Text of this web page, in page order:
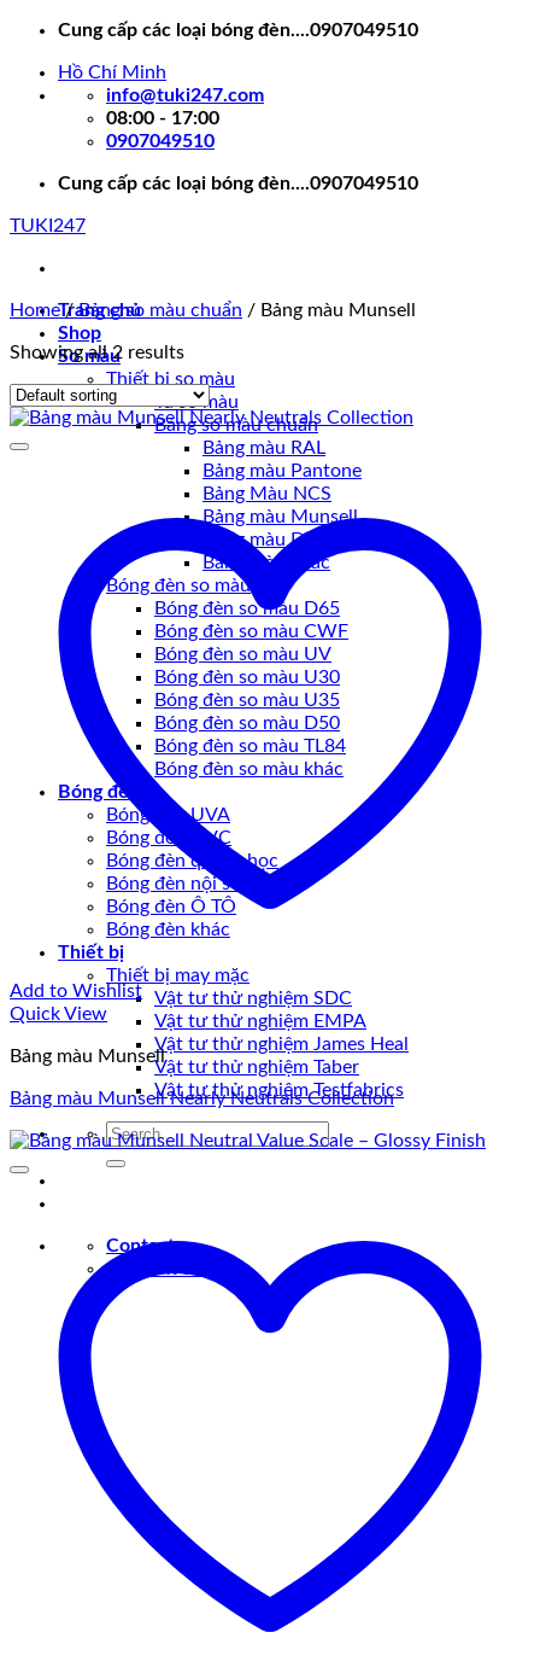
Skip
content
Cung cấp các loại bóng đèn....0907049510
Hồ Chí Minh
info@tuki247.com
08:00 - 17:00
0907049510
Cung cấp các loại bóng đèn....0907049510
TUKI247
Trang chủ
Shop
So màu
Thiết bị so màu
Tủ so màu
Bảng so màu chuẩn
Bảng màu RAL
Bảng màu Pantone
Bảng Màu NCS
Bảng màu Munsell
Bảng màu DIC
Bảng màu khác
Bóng đèn so màu
Bóng đèn so màu D65
Bóng đèn so màu CWF
Bóng đèn so màu UV
Bóng đèn so màu U30
Bóng đèn so màu U35
Bóng đèn so màu D50
Bóng đèn so màu TL84
Bóng đèn so màu khác
Bóng đèn
Bóng đèn UVA
Bóng đèn UVC
Bóng đèn quang học
Bóng đèn nội soi
Bóng đèn Ô TÔ
Bóng đèn khác
Thiết bị
Thiết bị may mặc
Vật tư thử nghiệm SDC
Vật tư thử nghiệm EMPA
Vật tư thử nghiệm James Heal
Vật tư thử nghiệm Taber
Vật tư thử nghiệm Testfabrics
Search
for:
Contact
0907049510
Home / Bảng so màu chuẩn / Bảng màu Munsell
Showing all 2 results
Add to Wishlist
Quick View
Bảng màu Munsell
Bảng màu Munsell Nearly Neutrals Collection